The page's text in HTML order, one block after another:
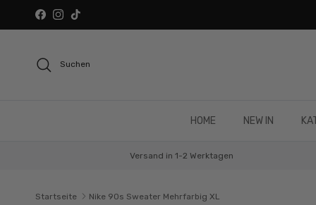
Direkt zum Inhalt
Facebook
Instagram
TikTok
Suchen
HOME NEW IN
Versand in 1-2 Werktagen
Startseite Nike 90s Sweater Mehrfarbig XL